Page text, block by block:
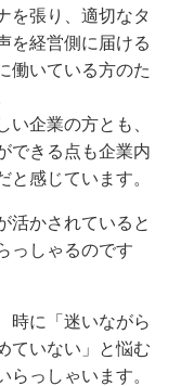
を張り、適切なタ
を経営側に届ける
働いている方のた
い企業の方とも、
できる点も企業内
と感じています。
かされていると
っしゃるのです
時に「迷いながら
ていない」と悩む
らっしゃいます。